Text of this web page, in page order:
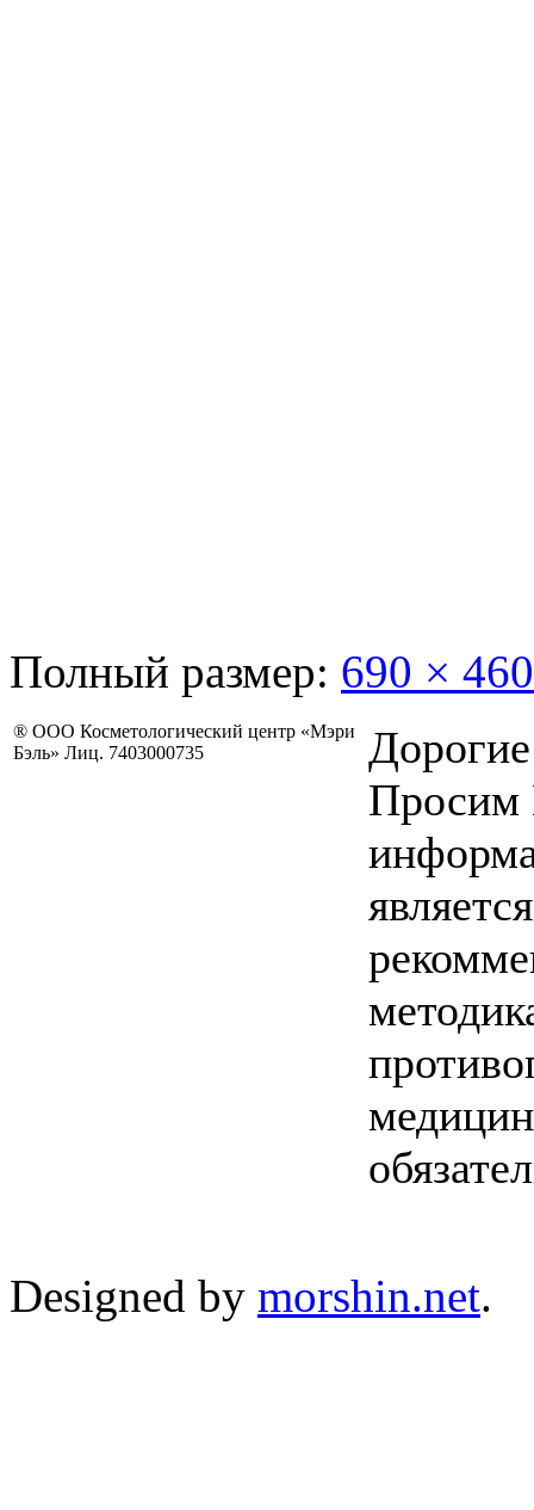
Полный размер: 690 × 460
® ООО Косметологический центр «Мэри
Бэль» Лиц. 7403000735
Просим
Designed by morshin.net.